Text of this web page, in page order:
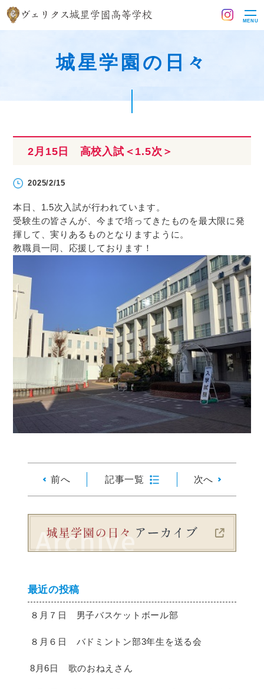
MENU
城星学園の日々
2月15日 高校入試＜1.5次＞
2025/2/15
本日、1.5次入試が行われています。
受験生の皆さんが、今まで培ってきたものを最大限に発
揮して、実りあるものとなりますように。
教職員一同、応援しております！
前へ 記事一覧 次へ
最近の投稿
８月７日 男子バスケットボール部
８月６日 バドミントン部3年生を送る会
8月6日 歌のおねえさん